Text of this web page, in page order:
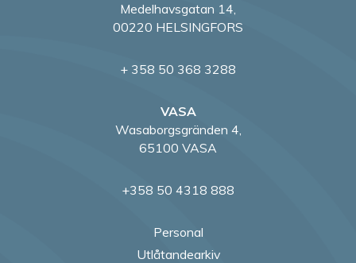
Medelhavsgatan 14,
00220 HELSINGFORS
+ 358 50 368 3288
VASA
Wasaborgsgränden 4,
65100 VASA
+358 50 4318 888
Personal
Utlåtandearkiv